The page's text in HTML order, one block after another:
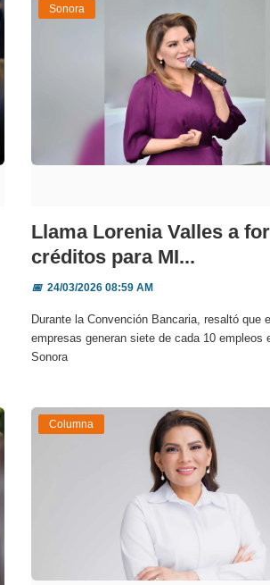
Sonora
Llama Lorenia Valles a
créditos para MI...
📅24/03/2026 08:59 AM
Durante la Convención Bancaria, resaltó que
empresas generan siete de cada 10 empleos
Sonora
Columna